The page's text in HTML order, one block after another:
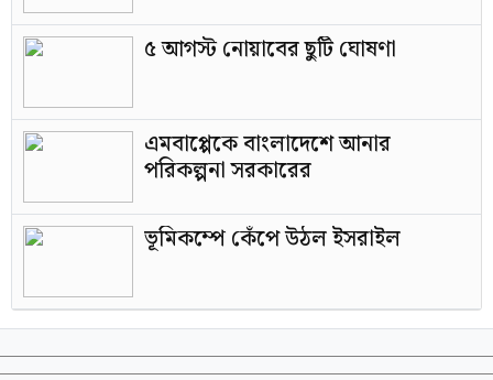
৫ আগস্ট নোয়াবের ছুটি ঘোষণা
এমবাপ্পেকে বাংলাদেশে আনার
পরিকল্পনা সরকারের
ভূমিকম্পে কেঁপে উঠল ইসরাইল